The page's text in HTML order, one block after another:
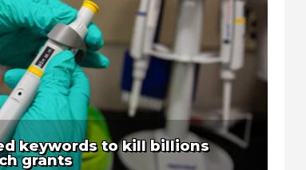
keywords to kill billions
grants